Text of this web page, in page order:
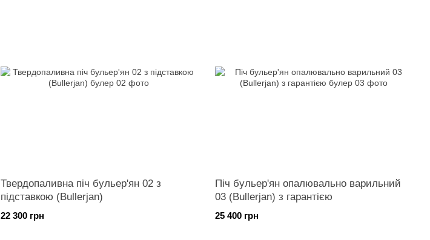
Твердопаливна піч бульер'ян 02 з
підставкою (Bullerjan)
22 300 грн
Піч бульер'ян опалювально варильний
03 (Bullerjan) з гарантією
25 400 грн